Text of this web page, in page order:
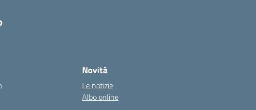
Novità
Le notizie
Albo online